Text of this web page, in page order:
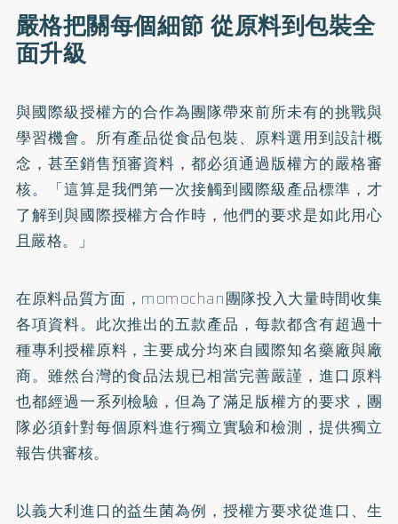
嚴格把關每個細節 從原料到包裝全
面升級
與國際級授權方的合作為團隊帶來前所未有的挑戰與
學習機會。所有產品從食品包裝、原料選用到設計概
念，甚至銷售預審資料，都必須通過版權方的嚴格審
核。「這算是我們第一次接觸到國際級產品標準，才
了解到與國際授權方合作時，他們的要求是如此用心
且嚴格。」
在原料品質方面，momochan團隊投入大量時間收集
各項資料。此次推出的五款產品，每款都含有超過十
種專利授權原料，主要成分均來自國際知名藥廠與廠
商。雖然台灣的食品法規已相當完善嚴謹，進口原料
也都經過一系列檢驗，但為了滿足版權方的要求，團
隊必須針對每個原料進行獨立實驗和檢測，提供獨立
報告供審核。
以義大利進口的益生菌為例，授權方要求從進口、生